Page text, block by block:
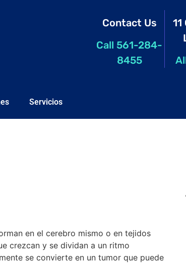
Contact Us
Call 561-284-
8455
Servicios
en el cerebro mismo o en tejidos
crezcan y se dividan a un ritmo
se convierte en un tumor que puede